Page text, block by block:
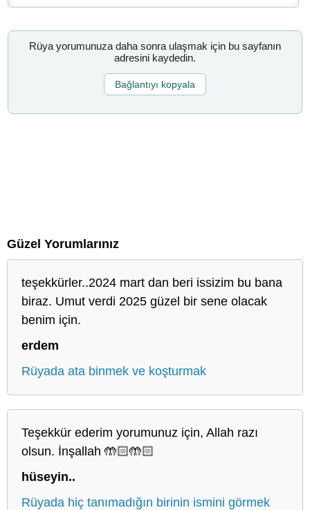
Rüya yorumunuza daha sonra ulaşmak için bu sayfanın
adresini kaydedin.
Bağlantıyı kopyala
Güzel Yorumlarınız
teşekkürler..2024 mart dan beri issizim bu bana
biraz. Umut verdi 2025 güzel bir sene olacak
benim için.
erdem
Rüyada ata binmek ve koşturmak
Teşekkür ederim yorumunuz için, Allah razı
olsun. İnşallah 🤲🏻🤲🏻
hüseyin..
Rüyada hiç tanımadığın birinin ismini görmek